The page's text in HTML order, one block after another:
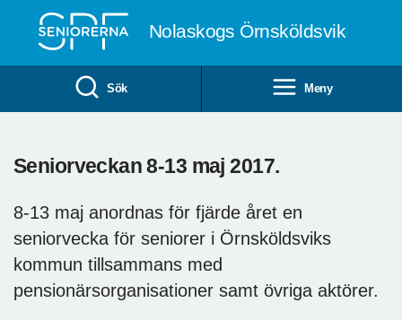
Nolaskogs Örnsköldsvik
Sök Meny
Seniorveckan 8-13 maj 2017.
8-13 maj anordnas för fjärde året en
seniorvecka för seniorer i Örnsköldsviks
kommun tillsammans med
pensionärsorganisationer samt övriga aktörer.